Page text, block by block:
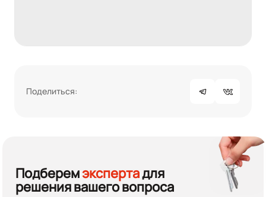
Поделиться:
Подберемэкспертадля
решения вашего вопроса